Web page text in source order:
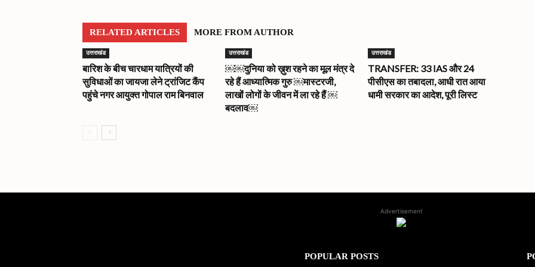
RELATED ARTICLES MORE FROM AUTHOR
उत्तराखंड
बारिश के बीच चारधाम यात्रियों की
सुविधाओं का जायजा लेने ट्रांजिट कैंप
पहुंचे नगर आयुक्त गोपाल राम बिनवाल
उत्तराखंड
￼￼दुनिया को ख़ुश रहने का मूल मंत्र दे
रहे हैं आध्यात्मिक गुरु ￼मास्टरजी,
लाखों लोगों के जीवन में ला रहे हैं ￼
बदलाव￼
उत्तराखंड
TRANSFER: 33 IAS और 24
पीसीएस का तबादला, आधी रात आया
धामी सरकार का आदेश, पूरी लिस्ट
Advertisement
POPULAR POSTS